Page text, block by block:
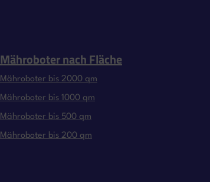
Mähroboter nach Fläche
Mähroboter bis 2000 qm
Mähroboter bis 1000 qm
Mähroboter bis 500 qm
Mähroboter bis 200 qm